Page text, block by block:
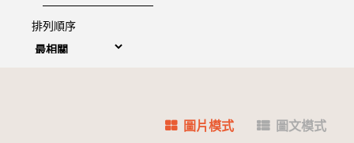
排列順序
圖片模式 圖文模式